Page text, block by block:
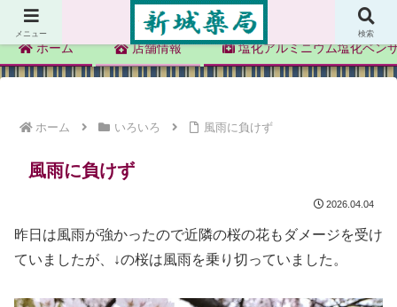
新城薬局
ホーム 店舗情報 塩化アルミニウム塩化ベン
ホーム いろいろ 風雨に負けず
風雨に負けず
2026.04.04
昨日は風雨が強かったので近隣の桜の花もダメージを受け
ていましたが、↓の桜は風雨を乗り切っていました。
メニュー 検索